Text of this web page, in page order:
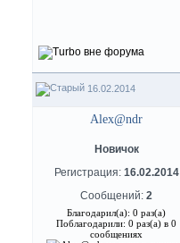
16.02.2014
Alex@ndr
Новичок
Регистрация: 16.02.2014
Сообщений: 2
Благодарил(а): 0 раз(а)
Поблагодарили: 0 раз(а) в 0
сообщениях